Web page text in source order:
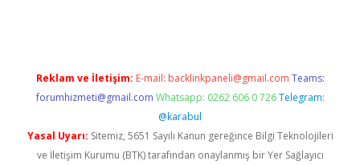
Reklam ve İletişim: E-mail: backlinkpaneli@gmail.com Teams:
forumhizmeti@gmail.com Whatsapp: 0262 606 0 726 Telegram:
@karabul
Yasal Uyarı: Sitemiz, 5651 Sayılı Kanun gereğince Bilgi Teknolojileri
ve İletişim Kurumu (BTK) tarafından onaylanmış bir Yer Sağlayıcı